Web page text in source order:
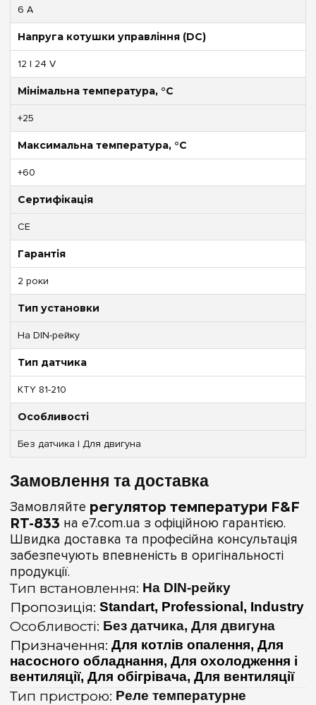
6 А
Напруга котушки управління (DC)
12 | 24 V
Мінімальна температура, °C
+25
Максимальна температура, °C
+60
Сертифікація
CE
Гарантія
2 роки
Тип установки
На DIN-рейку
Тип датчика
KTY 81-210
Особливості
Без датчика | Для двигуна
Замовлення та доставка
Замовляйте регулятор температури F&F
RT-833 на e7.com.ua з офіційною гарантією.
Швидка доставка та професійна консультація
забезпечують впевненість в оригінальності
продукції.
Тип встановлення: На DIN-рейку
Пропозиція: Standart, Professional, Industry
Особливості: Без датчика, Для двигуна
Призначення: Для котлів опалення, Для
насосного обладнання, Для охолодження і
вентиляції, Для обігрівача, Для вентиляції
Тип пристрою: Реле температурне